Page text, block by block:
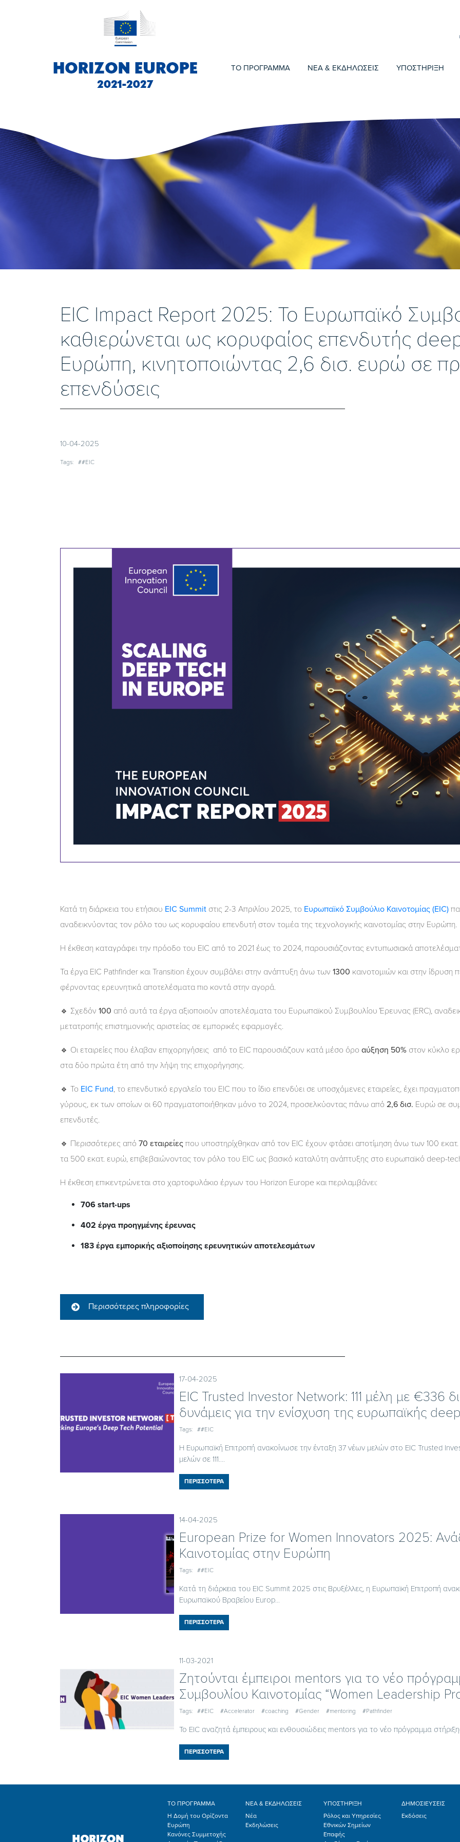
ΤΟ ΠΡΟΓΡΑΜΜΑ ΝΕΑ & ΕΚΔΗΛΩΣΕΙΣ ΥΠΟΣΤΗΡΙΞΗ
EIC Impact Report 2025: To Ευρωπαϊκό
καθιερώνεται ως κορυφαίος επενδυτής
Ευρώπη, κινητοποιώντας 2,6 δισ. ευρώ σε
επενδύσεις
10-04-2025
Tags: ##EIC
Κατά τη διάρκεια του ετήσιου EIC Summit στις 2-3 Απριλίου 2025, το Ευρωπαϊκό Συμβούλιο Καινοτομίας (EIC)
αναδεικνύοντας τον ρόλο του ως κορυφαίου επενδυτή στον τομέα της τεχνολογικής καινοτομίας στην Ευρώπη.
Η έκθεση καταγράφει την πρόοδο του EIC από το 2021 έως το 2024, παρουσιάζοντας εντυπωσιακά
Τα έργα EIC Pathfinder και Transition έχουν συμβάλει στην ανάπτυξη άνω των 1300 καινοτομιών και στην
φέρνοντας ερευνητικά αποτελέσματα πιο κοντά στην αγορά.
🔹 Σχεδόν 100 από αυτά τα έργα αξιοποιούν αποτελέσματα του Ευρωπαϊκού Συμβουλίου Έρευνας (ERC),
μετατροπής επιστημονικής αριστείας σε εμπορικές εφαρμογές.
🔹 Οι εταιρείες που έλαβαν επιχορηγήσεις από το EIC παρουσιάζουν κατά μέσο όρο αύξηση 50% στον κύκλο
στα δύο πρώτα έτη από την λήψη της επιχορήγησης.
🔹 Το EIC Fund, το επενδυτικό εργαλείο του EIC που το ίδιο επενδύει σε υποσχόμενες εταιρείες, έχει
γύρους, εκ των οποίων οι 60 πραγματοποιήθηκαν μόνο το 2024, προσελκύοντας πάνω από 2,6 δισ. Ευρώ σε
επενδυτές.
🔹 Περισσότερες από 70 εταιρείες που υποστηρίχθηκαν από τον EIC έχουν φτάσει αποτίμηση άνω των 100
τα 500 εκατ. ευρώ, επιβεβαιώνοντας τον ρόλο του EIC ως βασικό καταλύτη ανάπτυξης στo ευρωπαϊκό deep-
Η έκθεση επικεντρώνεται στο χαρτοφυλάκιο έργων του Horizon Europe και περιλαμβάνει:
706 start-ups
402 έργα προηγμένης έρευνας
183 έργα εμπορικής αξιοποίησης ερευνητικών αποτελεσμάτων
Περισσότερες πληροφορίες
17-04-2025
EIC Trusted Investor Network: 111 μέλη με €336
δυνάμεις για την ενίσχυση της ευρωπαϊκής
Tags: ##EIC
Η Ευρωπαϊκή Επιτροπή ανακοίνωσε την ένταξη 37 νέων μελών στο EIC Trusted
μελών σε 111....
ΠΕΡΙΣΣΟΤΕΡΑ
14-04-2025
European Prize for Women Innovators 2025:
Καινοτομίας στην Ευρώπη
Tags: ##EIC
Κατά τη διάρκεια του EIC Summit 2025 στις Βρυξέλλες, η Ευρωπαϊκή Επιτροπή
Ευρωπαϊκού Βραβείου Europ...
ΠΕΡΙΣΣΟΤΕΡΑ
11-03-2021
Ζητούνται έμπειροι mentors για το νέο
Συμβουλίου Καινοτομίας “Women Leadership
Tags: ##EIC #Accelerator #coaching #Gender #mentoring #Pathfinder
Το EIC αναζητά έμπειρους και ενθουσιώδεις mentors για το νέο πρόγραμμα στήριξης
ΠΕΡΙΣΣΟΤΕΡΑ
ΤΟ ΠΡΟΓΡΑΜΜΑ
Η Δομή του Ορίζοντα
Ευρώπη
Κανόνες Συμμετοχής
ΝΕΑ & ΕΚΔΗΛΩΣΕΙΣ
Νέα
Εκδηλώσεις
ΥΠΟΣΤΗΡΙΞΗ
Ρόλος και Υπηρεσίες
Εθνικών Σημείων
Επαφής
ΔΗΜΟΣΙΕΥΣΕΙΣ
Εκδόσεις